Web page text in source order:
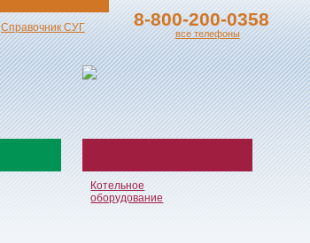
Справочник СУГ 8-800-200-0358
все телефоны
Котельное
оборудование